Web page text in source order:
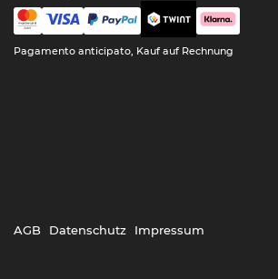
Pagamento anticipato, Kauf auf Rechnung
AGB Datenschutz Impressum